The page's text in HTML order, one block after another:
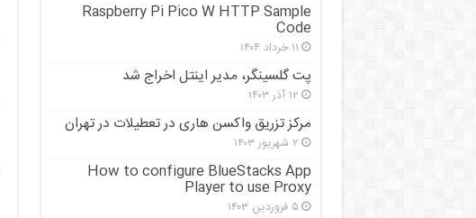
Raspberry Pi Pico W HTTP Sample
Code
۱۱ خرداد ۱۴۰۴
پت گلسینگر، مدیر اینتل اخراج شد
۱۲ آذر ۱۴۰۳
مرکز تزریق واکسن هاری در تعطیلات در تهران
۲ شهریور ۱۴۰۳
How to configure BlueStacks App
Player to use Proxy
۵ فروردین ۱۴۰۳